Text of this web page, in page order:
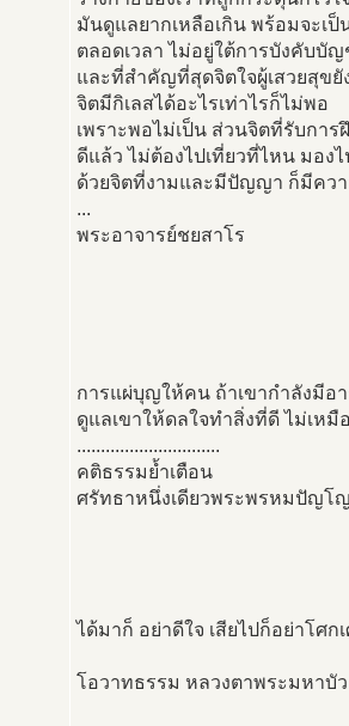
มันดูแลยากเหลือเกิน พร้อมจะเ
ตลอดเวลา ไม่อยู่ใต้การบังคับบัญ
และที่สำคัญที่สุดจิตใจผู้เสวยสุขยั
จิตมีกิเลสได้อะไรเท่าไรก็ไม่พอ
เพราะพอไม่เป็น ส่วนจิตที่รับการ
ดีแล้ว ไม่ต้องไปเที่ยวที่ไหน มอง
ด้วยจิตที่งามและมีปัญญา ก็มีคว
...
พระอาจารย์ชยสาโร
การแผ่บุญให้คน ถ้าเขากำลังมี
ดูแลเขาให้ดลใจทำสิ่งที่ดี ไม่เห
..............................
คติธรรมย้ำเตือน
ศรัทธาหนึ่งเดียวพระพรหมปัญโ
ได้มาก็ อย่าดีใจ เสียไปก็อย่าโศ
โอวาทธรรม หลวงตาพระมหา